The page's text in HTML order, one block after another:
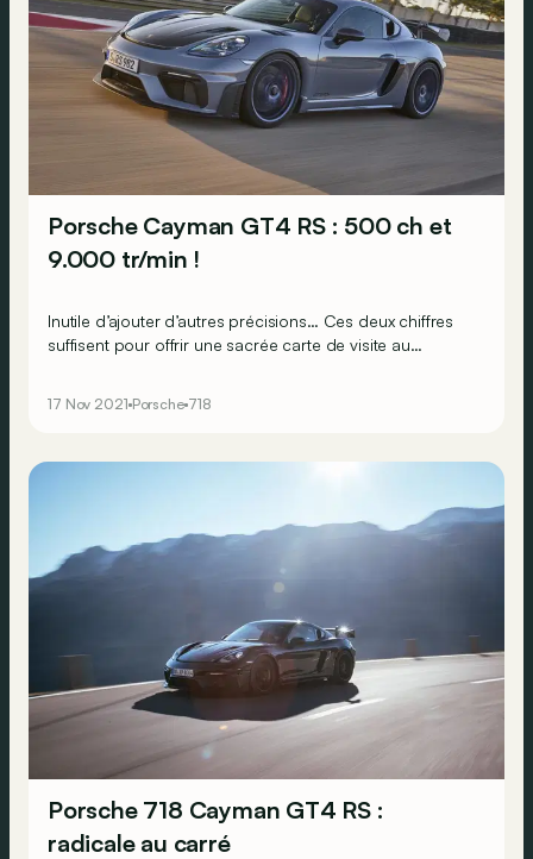
Porsche Cayman GT4 RS : 500 ch et
9.000 tr/min !
Inutile d’ajouter d’autres précisions… Ces deux chiffres
suffisent pour offrir une sacrée carte de visite au
17 Nov 2021 Porsche 718
Porsche 718 Cayman GT4 RS :
radicale au carré